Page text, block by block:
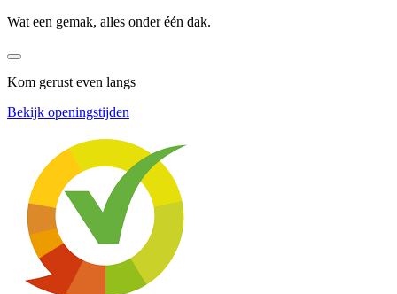
Wat een gemak, alles onder één dak.
Kom gerust even langs
Bekijk openingstijden